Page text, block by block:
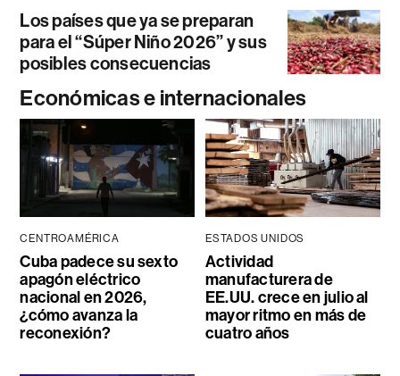
Los países que ya se preparan
para el “Súper Niño 2026” y sus
posibles consecuencias
Económicas e internacionales
CENTROAMÉRICA
Cuba padece su sexto
apagón eléctrico
nacional en 2026,
¿cómo avanza la
reconexión?
ESTADOS UNIDOS
Actividad
manufacturera de
EE.UU. crece en julio al
mayor ritmo en más de
cuatro años